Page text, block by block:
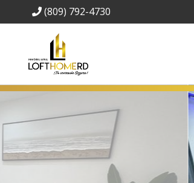
(809) 792-4730